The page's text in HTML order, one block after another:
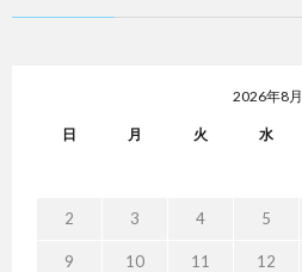
2026年8月
日 月 火 水
2 3 4 5
9 10 11 12